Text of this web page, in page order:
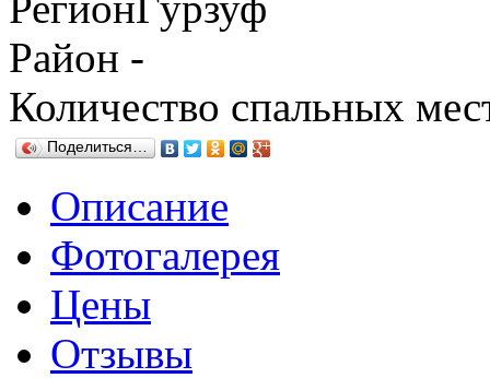
Район -
Количество спальных
Поделиться…
Описание
Фотогалерея
Цены
Отзывы